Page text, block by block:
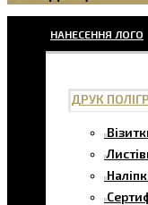
НАНЕСЕННЯ ЛОГО
ДРУК